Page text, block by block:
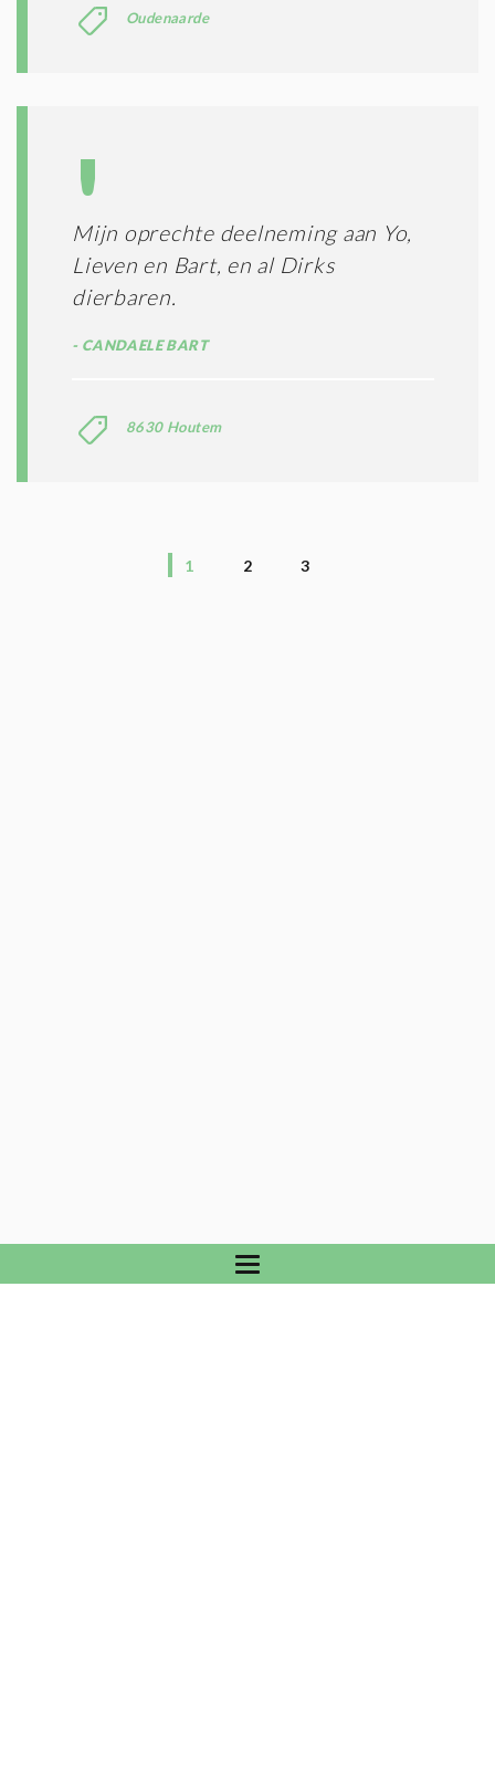
Oudenaarde
Mijn oprechte deelneming aan Yo,
Lieven en Bart, en al Dirks
dierbaren.
CANDAELE BART
8630 Houtem
1 2 3